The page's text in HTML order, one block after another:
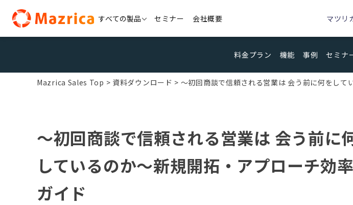
content
すべての製品 セミナー 会社概要 マツリ
料金プラン 機能 事例 セミナ
Mazrica Sales Top 資料ダウンロード ～初回商談で信頼される営業は 会う前に何をして
～初回商談で信頼される営業は 会う前に
しているのか～新規開拓・アプローチ効
ガイド